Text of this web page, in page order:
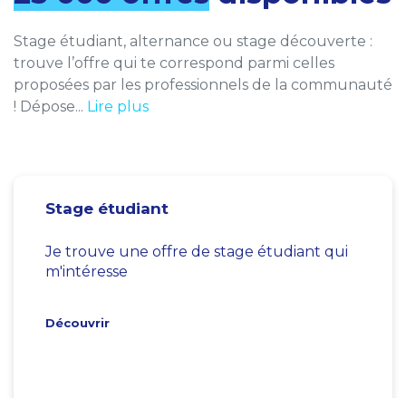
Stage étudiant, alternance ou stage découverte :
trouve l’offre qui te correspond parmi celles
proposées par les professionnels de la communauté
! Dépose... Lire plus
Stage étudiant
Je trouve une offre de stage étudiant qui
m'intéresse
Découvrir